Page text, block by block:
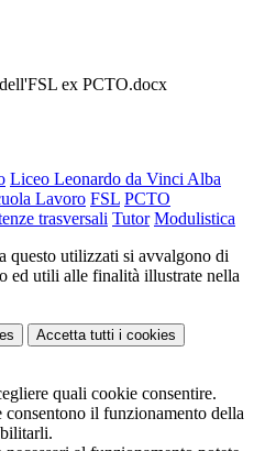
ex PCTO.docx
Liceo Leonardo da Vinci Alba
Lavoro FSL PCTO
trasversali Tutor Modulistica
questo utilizzati si avvalgono di
ed utili alle finalità illustrate nella
Accetta tutti i cookies
quali cookie consentire.
il funzionamento della